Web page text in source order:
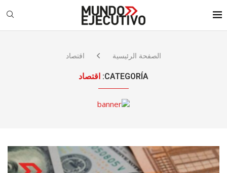
الصفحة الرئيسية اقتصاد
CATEGORÍA: اقتصاد